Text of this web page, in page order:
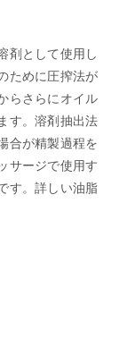
剤として使用し
ために圧搾法が
らさらにオイル
す。溶剤抽出法
合が精製過程を
サージで使用す
す。詳しい油脂